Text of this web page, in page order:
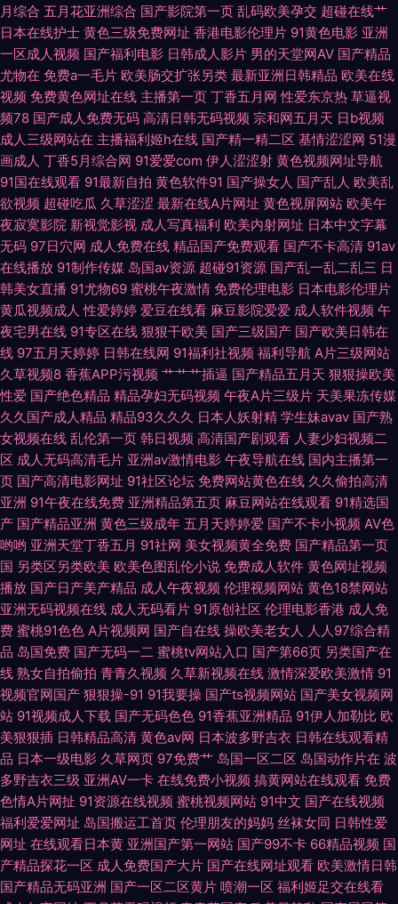
韩肏逼片网站 亚洲人妻中出 操操人人 黑丝制服91国产 欧美黄色com 色呦呦
中文字幕 在线中文字十页 AV操逼电影 国产精品成人久久 久久伊人导 人人起
碰人人 午夜视频无码 97骚资源 国产91蜜臀人妻 老司机色av 日韩视频福利
导航 伊人成人版 午夜福利三区 丝袜av导航 91经典免费视频 超碰少妇自拍
麻豆毛片 天天干视频网 91后入美女蜜桃 超碰碰人妻無碼 韩国有码专区 欧美
老湿 天堂黄色传媒 91成长人版网 操逼福利导航 老师机黄色A片 四区五区福
利导航 91传煤 岛国免费在线观看 久久伊人射 日韩性爱免费看 91传媒免费入
口 操丝袜美腿人妻 国内久精品 日韩成人黄色免费 91大神在线看 超碰在线a
久草老女合集在线 日本黄色永久视频 亚洲欧美网址 97青青草草 国产H版在
线观看 欧美性爱AA 亚洲黄色网址 AⅤ日韩 韩国av在线网址 欧美色色综合 亚
洲精品在线一 AV大香蕉 国产高清肏屄电影 麻豆性爱视频 熟女人妻素人TS
99超碰碰 国产综合色网 人人看人人摸97 伊人干B 精品蜜桃9199 99热这里
精品 欧美人韩 97伊人网 日本丝袜足交
月综合 五月花亚洲综合 国产影院第一页 乱码欧美孕交 超碰在线艹
日本在线护士 黄色三级免费网址 香港电影伦理片 91黄色电影 亚洲
一区成人视频 国产福利电影 日韩成人影片 男的天堂网AV 国产精品
尤物在 免费a一毛片 欧美肠交扩张另类 最新亚洲日韩精品 欧美在线
视频 免费黄色网址在线 主播第一页 丁香五月网 性爱东京热 草逼视
频78 国产成人免费无码 高清日韩无码视频 宗和网五月天 日b视频
成人三级网站在 主播福利姬h在线 国产精一精二区 基情涩涩网 51漫
画成人 丁香5月综合网 91爱爱com 伊人涩涩射 黄色视频网址导航
91国在线观看 91最新自拍 黄色软件91 国产操女人 国产乱人 欧美乱
欲视频 超碰吃瓜 久草涩涩 最新在线A片网址 黄色视屏网站 欧美午
夜寂寞影院 新视觉影视 成人写真福利 欧美内射网址 日本中文字幕
无码 97日穴网 成人免费在线 精品国产免费观看 国产不卡高清 91av
在线播放 91制作传媒 岛国av资源 超碰91资源 国产乱一乱二乱三 日
韩美女直播 91尤物69 蜜桃午夜激情 免费伦理电影 日本电影伦理片
黄瓜视频成人 性爱婷婷 爱豆在线看 麻豆影院爱爱 成人软件视频 午
夜宅男在线 91专区在线 狠狠干欧美 国产三级国产 国产欧美日韩在
线 97五月天婷婷 日韩在线网 91福利社视频 福利导航 A片三级网站
久草视频8 香蕉APP污视频 艹艹艹插逼 国产精品五月天 狠狠操欧美
性爱 国产绝色精品 精品孕妇无码视频 午夜A片三级片 天美果冻传媒
久久国产成人精品 精品93久久久 日本人妖射精 学生妹avav 国产熟
女视频在线 乱伦第一页 韩日视频 高清国产剧观看 人妻少妇视频二
区 成人无码高清毛片 亚洲av激情电影 午夜导航在线 国内主播第一
页 国产高清电影网址 91社区论坛 免费网站黄色在线 久久偷拍高清
亚洲 91午夜在线免费 亚洲精品第五页 麻豆网站在线观看 91精选国
产 国产精品亚洲 黄色三级成年 五月天婷婷爱 国产不卡小视频 AV色
哟哟 亚洲天堂丁香五月 91社网 美女视频黄全免费 国产精品第一页
国 另类区另类欧美 欧美色图乱伦小说 免费成人软件 黄色网址视频
播放 国产日产美产精品 成人午夜视频 伦理视频网站 黄色18禁网站
亚洲无码视频在线 成人无码看片 91原创社区 伦理电影香港 成人免
费 蜜桃91色色 A片视频网 国产自在线 操欧美老女人 人人97综合精
品 岛国免费 国产无码一二 蜜桃tv网站入口 国产第66页 另类国产在
线 熟女自拍偷拍 青青久视频 久草新视频在线 激情深爱欧美激情 91
视频官网国产 狠狠操-91 91我要操 国产ts视频网站 国产美女视频网
站 91视频成人下载 国产无码色色 91香蕉亚洲精品 91伊人加勒比 欧
美狠狠插 日韩精品高清 黄色av网 日本波多野吉衣 日韩在线观看精
品 日本一级电影 久草网页 97免费艹 岛国一区二区 岛国动作片在 波
多野吉衣三级 亚洲AV一卡 在线免费小视频 搞黄网站在线观看 免费
色情A片网扯 91资源在线视频 蜜桃视频网站 91中文 国产在线视频
福利爱爱网址 岛国搬运工首页 伦理朋友的妈妈 丝袜女同 日韩性爱
网址 在线观看日本黄 亚洲国产第一网站 国产99不卡 66精品视频 国
产精品探花一区 成人免费国产大片 国产在线网址观看 欧美激情日韩
国产精品无码亚洲 国产一区二区黄片 喷潮一区 福利姬足交在线看